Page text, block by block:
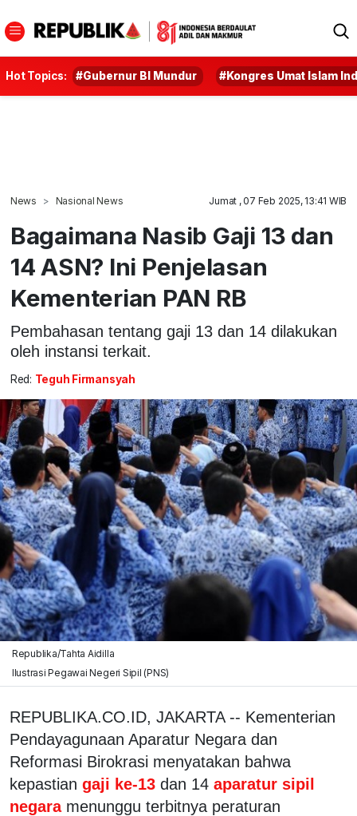
Hot Topics: #Gubernur BI Mundur #Kongres Umat Islam
News Nasional News Jumat , 07 Feb 2025, 13:41 WIB
Bagaimana Nasib Gaji 13 dan
14 ASN? Ini Penjelasan
Kementerian PAN RB
Pembahasan tentang gaji 13 dan 14 dilakukan
oleh instansi terkait.
Red: Teguh Firmansyah
Republika/Tahta Aidilla
Ilustrasi Pegawai Negeri Sipil (PNS)
REPUBLIKA.CO.ID, JAKARTA -- Kementerian
Pendayagunaan Aparatur Negara dan
Reformasi Birokrasi menyatakan bahwa
kepastian gaji ke-13 dan 14 aparatur sipil
negara menunggu terbitnya peraturan